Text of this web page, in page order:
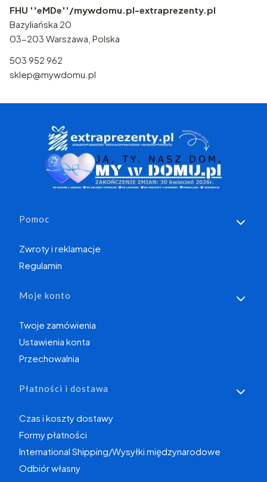
FHU ''eMDe''/mywdomu.pl-extraprezenty.pl
Bazyliańska 20
03-203 Warszawa, Polska
503 952 962
sklep@mywdomu.pl
Linki w stopce
Pomoc
Zwroty i reklamacje
Regulamin
Moje konto
Twoje zamówienia
Ustawienia konta
Przechowalnia
Płatności i dostawa
Czas i koszty dostawy
Formy płatności
International Shipping/Wysyłki międzynarodowe
Odbiór własny